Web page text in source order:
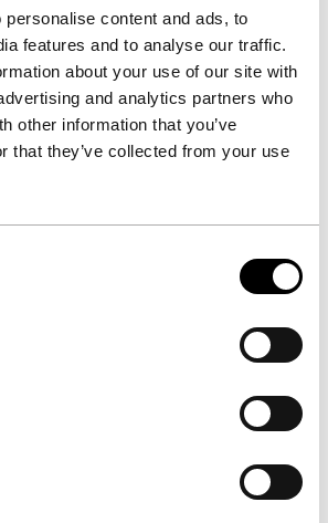
content and ads, to
features and to analyse our traffic.
about your use of our site with
and analytics partners who
other information that you’ve
that they’ve collected from your use